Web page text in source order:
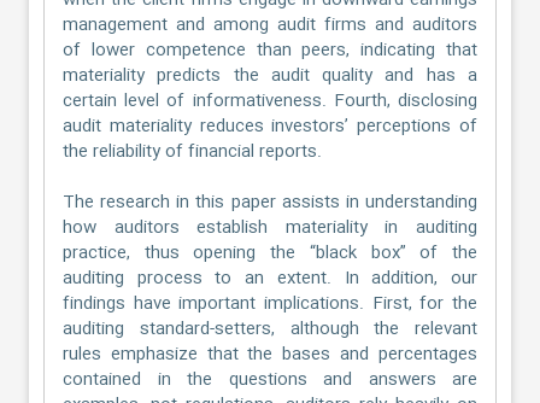
management and among audit firms and auditors
of lower competence than peers, indicating that
materiality predicts the audit quality and has a
certain level of informativeness. Fourth, disclosing
audit materiality reduces investors’ perceptions of
the reliability of financial reports.
The research in this paper assists in understanding
how auditors establish materiality in auditing
practice, thus opening the “black box” of the
auditing process to an extent. In addition, our
findings have important implications. First, for the
auditing standard-setters, although the relevant
rules emphasize that the bases and percentages
contained in the questions and answers are